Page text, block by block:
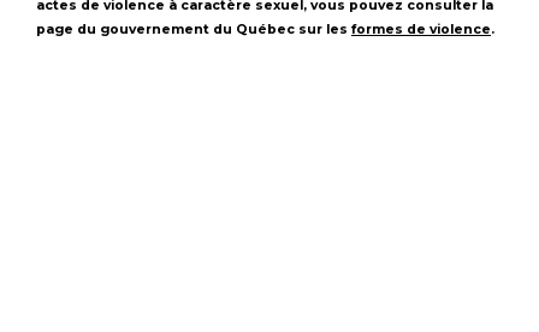
actes de violence à caractère sexuel, vous pouvez consulter la
page du gouvernement du Québec sur les formes de violence.